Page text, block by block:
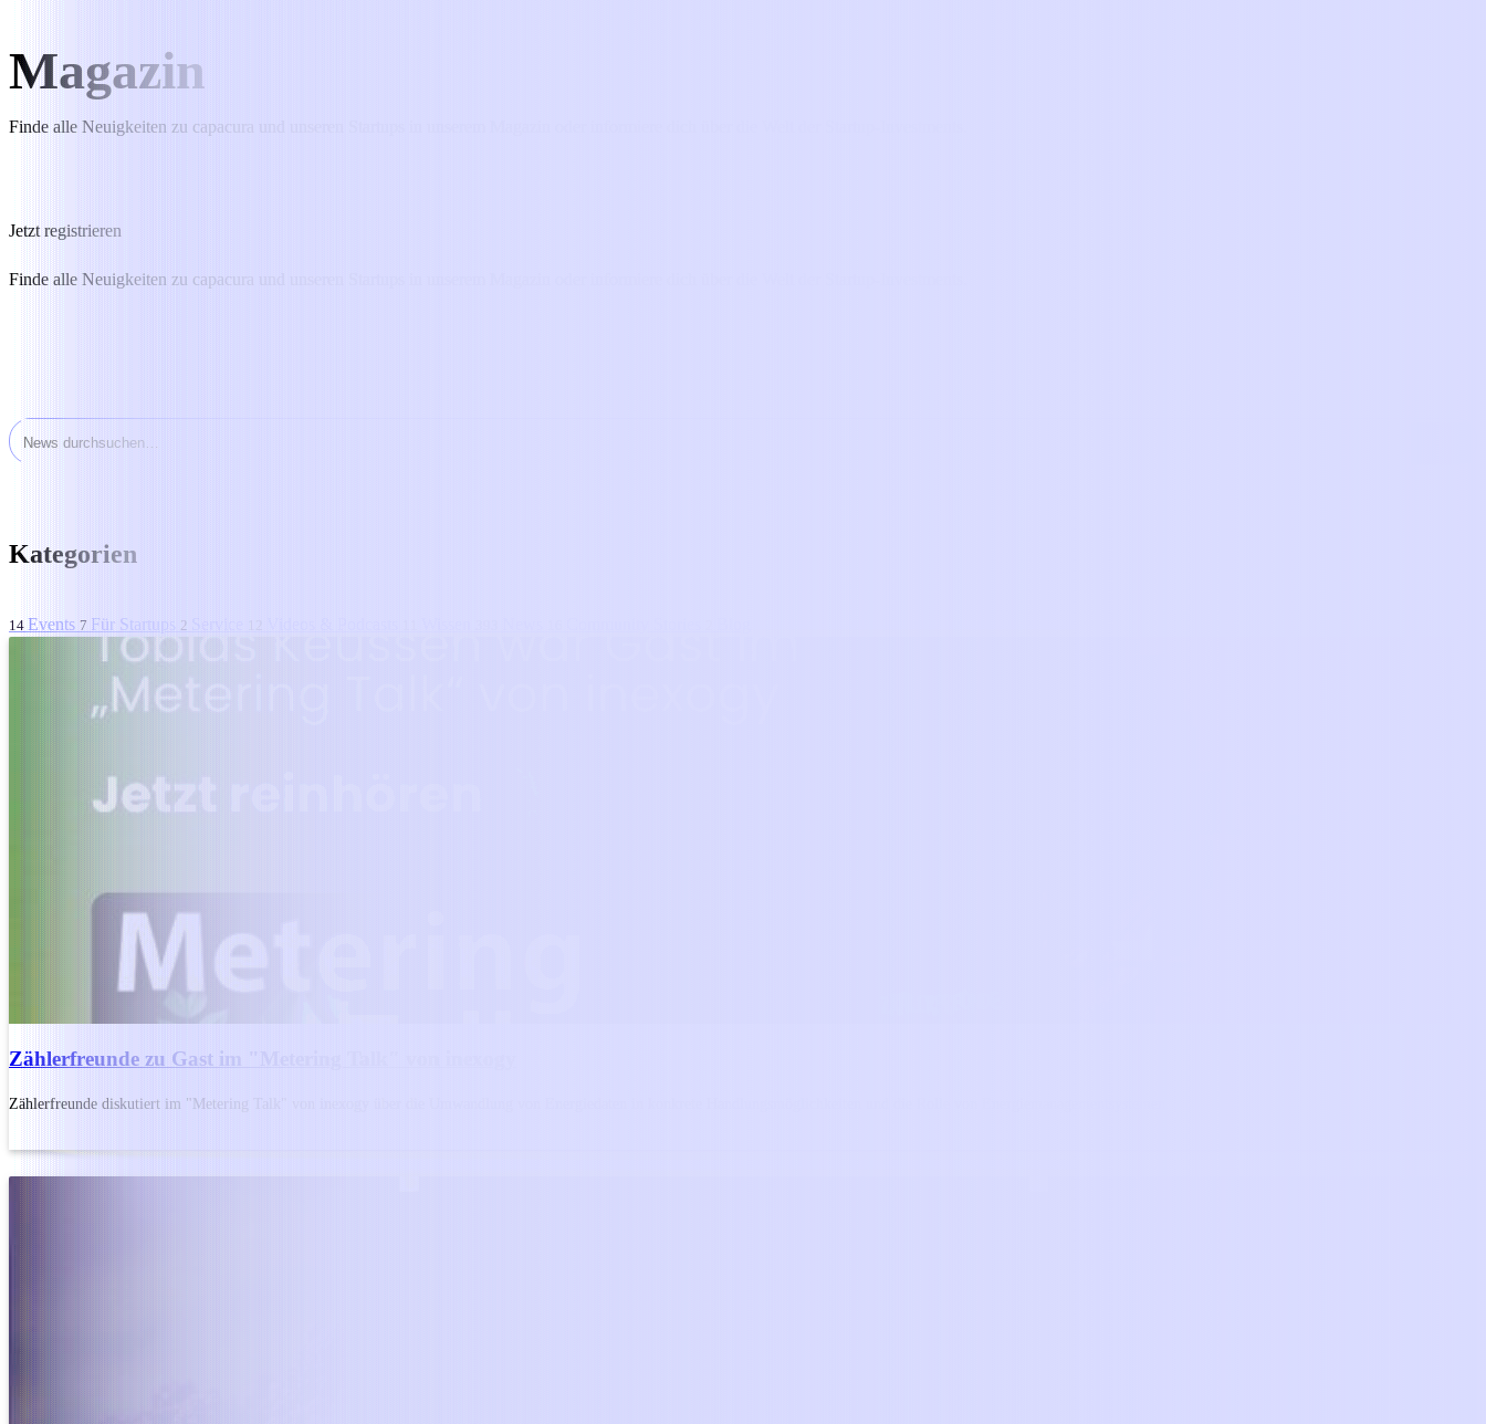
Magazin
Finde alle Neuigkeiten zu capacura und unseren Startups in unserem Magazin oder informiere dich über die Welt der Startup-Investments.
Jetzt registrieren
Finde alle Neuigkeiten zu capacura und unseren Startups in unserem Magazin oder informiere dich über die Welt der Startup-Investments.
Kategorien
14Events 7 Für Startups 2
Zählerfreunde zu Gast im "Metering Talk" von inexogy
Zählerfreunde diskutiert im "Metering Talk" von inexogy über die Umwandlung von Energiedaten in konkrete Handlungsmöglichkeiten und die Rolle von Energiemanagementsystemen.